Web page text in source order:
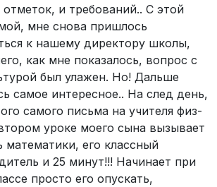
и требований.. С этой
мне снова пришлось
к нашему директору школы,
как мне показалось, вопрос с
был улажен. Но! Дальше
самое интересное.. На след день,
самого письма на учителя физ-
уроке моего сына вызывает
математики, его классный
и 25 минут!!! Начинает при
просто его опускать,